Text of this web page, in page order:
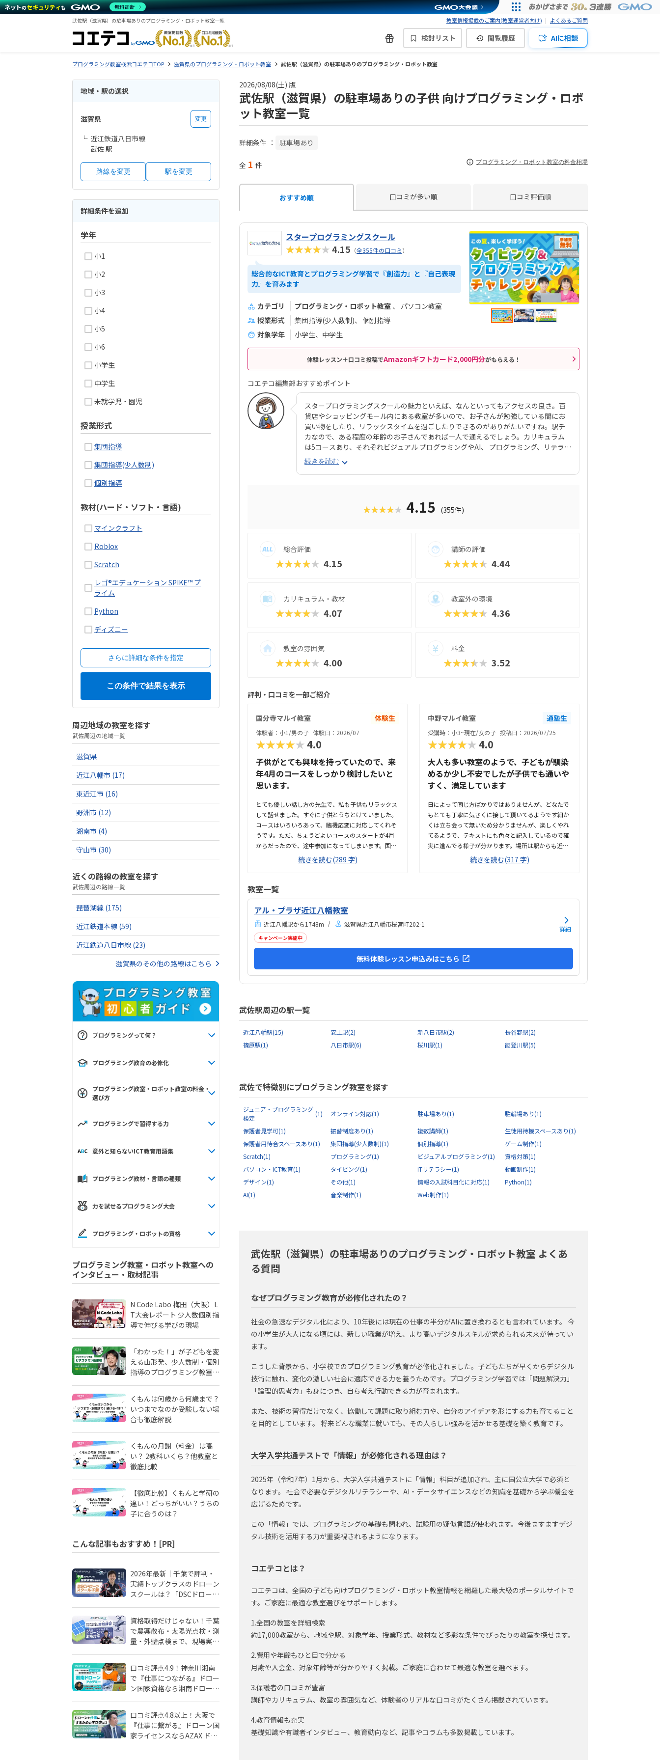
武佐駅（滋賀県）の駐車場ありのプログラミング・ロボット教室一覧 教室情報掲載のご案内(教室運営者向け) よくあるご質問
検討リスト 閲覧履歴 AIに相談
プログラミング教室検索コエテコTOP 滋賀県のプログラミング・ロボット教室 武佐駅（滋賀県）の駐車場ありのプログラミング・ロボット教室
地域・駅の選択
滋賀県 変更
近江鉄道八日市線
武佐 駅
路線を変更 駅を変更
詳細条件を追加
学年
小1
小2
小3
小4
小5
小6
小学生
中学生
未就学児・園児
授業形式
集団指導
集団指導(少人数制)
個別指導
教材(ハード・ソフト・言語)
マインクラフト
Roblox
Scratch
レゴ®エデュケーション SPIKE™ プ
ライム
Python
ディズニー
さらに詳細な条件を指定
周辺地域の教室を探す
武佐周辺の地域一覧
滋賀県
近江八幡市 (17)
東近江市 (16)
野洲市 (12)
湖南市 (4)
守山市 (30)
近くの路線の教室を探す
武佐周辺の路線一覧
琵琶湖線 (175)
近江鉄道本線 (59)
近江鉄道八日市線 (23)
滋賀県のその他の路線はこちら
プログラミングって何？
プログラミング教育の必修化
プログラミング教室・ロボット教室の料金・
選び方
プログラミングで習得する力
意外と知らないICT教育用語集
プログラミング教材・言語の種類
力を試せるプログラミング大会
プログラミング・ロボットの資格
プログラミング教室・ロボット教室への
インタビュー・取材記事
N Code Labo 梅田（大阪）L
T大会レポート 少人数個別指
導で伸びる学びの現場
「わかった！」が子どもを変
える――山形発、少人数制・個別
指導のプログラミング教室
くもんは何歳から何歳まで？
いつまでなのか受験しない場
合も徹底解説
くもんの月謝（料金）は高
い？ 2教科いくら？他教室と
徹底比較
【徹底比較】くもんと学研の
違い！どっちがいい？うちの
子に合うのは？
こんな記事もおすすめ！[PR]
2026年最新｜千葉で評判・
実績トップクラスのドローン
スクールは？「DSCドローン
資格取得だけじゃない！千葉
で農薬散布・太陽光点検・測
量・外壁点検まで、現場実務
口コミ評点4.9！神奈川湘南
で『仕事につながる』ドロー
ン国家資格なら湘南ドローン
口コミ評点4.8以上！大阪で
『仕事に繋がる』ドローン国
家ライセンスならAZAX ドロ
2026/08/08(土) 版
武佐駅（滋賀県）の駐車場ありの子供 向けプログラミング・ロボ
ット教室一覧
詳細条件 ： 駐車場あり
全 1 件 プログラミング・ロボット教室の料金相場
おすすめ順 口コミが多い順 口コミ評価順
スタープログラミングスクール
★★★★★4.15 （全355件の口コミ）
総合的なICT教育とプログラミング学習で『創造力』と『自己表現
力』を育みます
カテゴリ プログラミング・ロボット教室
パソコン教室
授業形式
集団指導(少人数制)
個別指導
対象学年
小学生、中学生
体験レッスン＋口コミ投稿でAmazonギフトカード2,000円分がもらえる！
コエテコ編集部おすすめポイント
スタープログラミングスクールの魅力といえば、なんといってもアクセスの良さ。百
貨店やショッピングモール内にある教室が多いので、お子さんが勉強している間にお
買い物をしたり、リラックスタイムを過ごしたりできるのがありがたいですね。駅チ
カなので、ある程度の年齢のお子さんであれば一人で通えるでしょう。カリキュラム
は5コースあり、それぞれビジュアル プログラミングやAI、 プログラミング、リテラシ
ーなどを中心に幅広く学べます。 姉妹校「パソコン市民講座」で展開されるジュニアP
Cコースも受講できるので、「そもそもパソコンの基本操作がわからない」「パソコン
で何ができるかを学びたい」といったお子さんにもピッタリです。それぞれのお子さ
択され、新潟市の小中学校で授業を実施した実績があります。教室はまじめに取り組
プログラミングスキルはもちろん、企画書を書いたり、プレゼンをしたりといったス
キルもつけることができます。母体は大人向けのパソコンスクールなので、「ついで
に自分もスキルアップしてみようかな？」なんてこともできちゃいますよ！
続きを読む
★★★★★ 4.15 (355件)
総合評価
★★★★★ 4.15
講師の評価
★★★★★ 4.44
カリキュラム・教材
★★★★★ 4.07
教室外の環境
★★★★★ 4.36
教室の雰囲気
★★★★★ 4.00
料金
★★★★★ 3.52
評判・口コミを一部ご紹介
国分寺マルイ教室 体験生
体験者：小1/男の子 体験日：2026/07
★★★★★4.0
子供がとても興味を持っていたので、来
年4月のコースをしっかり検討したいと
思います。
とても優しい話し方の先生で、私も子供もリラックス
して話せました。すぐに子供とうちとけていました。
コースはいろいろあって、臨機応変に対応してくれそ
うです。ただ、ちょうどよいコースのスタートが4月
からだったので、途中参加になってしまいます。国分
寺駅の駅ビルなので、通いやすいですし、親も待って
る時間に買い物できて良さそうです。少し狭いです
してもくもくと学んでいました。他のプログラミング
教室も体験に行きましたが、他よりもお安かったので
通いやすそうです。先生が優しそうで、安心して子供
た。
続きを読む(289 字)
中野マルイ教室 通塾生
受講時：小3~現在/女の子 投稿日：2026/07/25
★★★★★4.0
大人も多い教室のようで、子どもが馴染
めるか少し不安でしたが子供でも通いや
すく、満足しています
日によって同じ方ばかりではありませんが、どなたで
もとても丁寧に気さくに接して頂いてるようです細か
くは立ち会って無いため分かりませんが、楽しくやれ
てるようで、テキストにも色々と記入しているので確
実に進んでる様子が分かります。場所は駅からも近く
商業施設内のため、お迎えが遅れても暑い外で待たせ
なくていいので安心です。大人の方も多く通われてる
把握してませんが、個人的には小学生の習い事として
不安がってましたが、すぐに慣れたよです。親切に接
して下さっているのが伝わります特にありません特に
続きを読む(317 字)
教室一覧
アル・プラザ近江八幡教室
近江八幡駅から1748m 滋賀県近江八幡市桜宮町202-1
キャンペーン実施中
詳細
無料体験レッスン申込みはこちら
武佐駅周辺の駅一覧
近江八幡駅(15) 安土駅(2) 新八日市駅(2) 長谷野駅(2)
篠原駅(1) 八日市駅(6) 桜川駅(1) 能登川駅(5)
武佐で特徴別にプログラミング教室を探す
ジュニア・プログラミング
検定
(1) オンライン対応(1) 駐車場あり(1) 駐輪場あり(1)
保護者見学可(1) 振替制度あり(1) 複数講師(1) 生徒用待機スペースあり(1)
保護者用待合スペースあり(1) 集団指導(少人数制)(1) 個別指導(1) ゲーム制作(1)
Scratch(1) プログラミング(1) ビジュアルプログラミング(1) 資格対策(1)
パソコン・ICT教育(1) タイピング(1) ITリテラシー(1) 動画制作(1)
デザイン(1) その他(1) 情報の入試科目化に対応(1) Python(1)
AI(1) 音楽制作(1) Web制作(1)
武佐駅（滋賀県）の駐車場ありのプログラミング・ロボット教室 よくあ
る質問
なぜプログラミング教育が必修化されたの？
社会の急速なデジタル化により、10年後には現在の仕事の半分がAIに置き換わるとも言われています。 今
の小学生が大人になる頃には、新しい職業が増え、より高いデジタルスキルが求められる未来が待ってい
ます。
こうした背景から、小学校でのプログラミング教育が必修化されました。子どもたちが早くからデジタル
技術に触れ、変化の激しい社会に適応できる力を養うためです。プログラミング学習では「問題解決力」
「論理的思考力」も身につき、自ら考え行動できる力が育まれます。
また、技術の習得だけでなく、協働して課題に取り組む力や、自分のアイデアを形にする力も育てること
を目的としています。 将来どんな職業に就いても、その人らしい強みを活かせる基礎を築く教育です。
大学入学共通テストで「情報」が必修化される理由は？
2025年（令和7年）1月から、大学入学共通テストに「情報」科目が追加され、主に国公立大学で必須と
なります。 社会で必要なデジタルリテラシーや、AI・データサイエンスなどの知識を基礎から学ぶ機会を
広げるためです。
この「情報」では、プログラミングの基礎も問われ、試験用の疑似言語が使われます。今後ますますデジ
タル技術を活用する力が重要視されるようになります。
コエテコとは？
コエテコは、全国の子ども向けプログラミング・ロボット教室情報を網羅した最大級のポータルサイトで
す。ご家庭に最適な教室選びをサポートします。
1.全国の教室を詳細検索
約17,000教室から、地域や駅、対象学年、授業形式、教材など多彩な条件でぴったりの教室を探せます。
2.費用や年齢もひと目で分かる
月謝や入会金、対象年齢等が分かりやすく掲載。ご家庭に合わせて最適な教室を選べます。
3.保護者の口コミが豊富
講師やカリキュラム、教室の雰囲気など、体験者のリアルな口コミがたくさん掲載されています。
4.教育情報も充実
基礎知識や有識者インタビュー、教育動向など、記事やコラムも多数掲載しています。
無料診断